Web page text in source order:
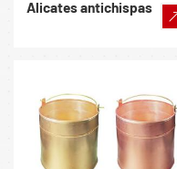
Alicates antichispas